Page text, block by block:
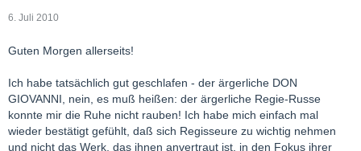
6. Juli 2010
Guten Morgen allerseits!
Ich habe tatsächlich gut geschlafen - der ärgerliche DON
GIOVANNI, nein, es muß heißen: der ärgerliche Regie-Russe
konnte mir die Ruhe nicht rauben! Ich habe mich einfach mal
wieder bestätigt gefühlt, daß sich Regisseure zu wichtig nehmen
und nicht das Werk, das ihnen anvertraut ist, in den Fokus ihrer